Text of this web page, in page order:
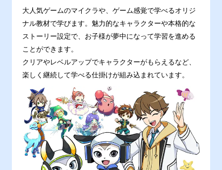
大人気ゲームのマイクラや、ゲーム感覚で学べるオリジ
ナル教材で学びます。魅力的なキャラクターや本格的な
ストーリー設定で、お子様が夢中になって学習を進める
ことができます。
クリアやレベルアップでキャラクターがもらえるなど、
楽しく継続して学べる仕掛けが組み込まれています。